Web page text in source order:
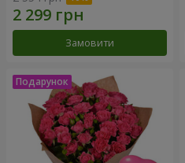
Замовити